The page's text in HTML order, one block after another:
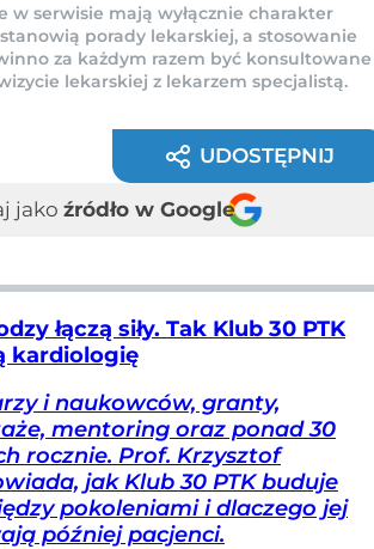
w serwisie mają wyłącznie charakter
porady lekarskiej, a stosowanie
za każdym razem być konsultowane
lekarskiej z lekarzem specjalistą.
UDOSTĘPNIJ
jako źródło w Google
łączą siły. Tak Klub 30 PTK
kardiologię
i naukowców, granty,
mentoring oraz ponad 30
rocznie. Prof. Krzysztof
jak Klub 30 PTK buduje
pokoleniami i dlaczego jej
później pacjenci.